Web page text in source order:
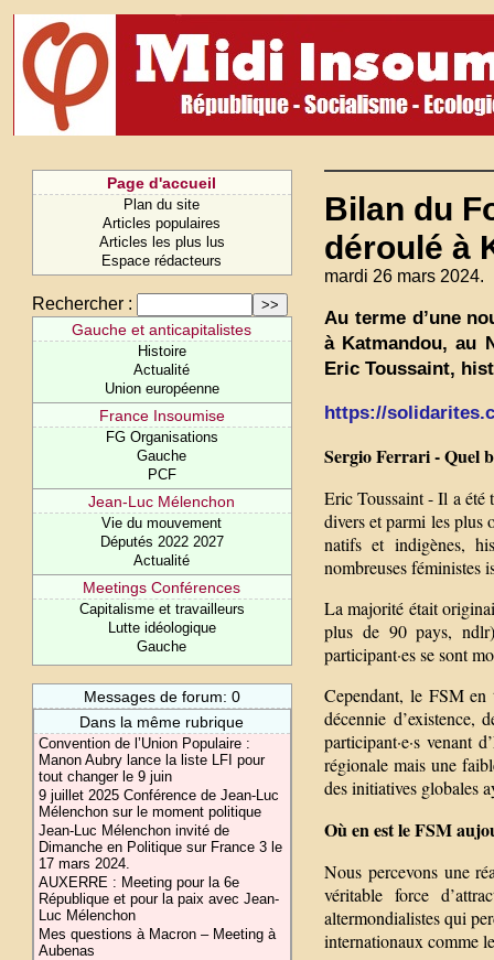
Page d'accueil
Plan du site
Articles populaires
Articles les plus lus
Espace rédacteurs
Rechercher :
Gauche et anticapitalistes
Histoire
Actualité
Union européenne
France Insoumise
FG Organisations
Gauche
PCF
Jean-Luc Mélenchon
Vie du mouvement
Députés 2022 2027
Actualité
Meetings Conférences
Capitalisme et travailleurs
Lutte idéologique
Gauche
Messages de forum: 0
Dans la même rubrique
Convention de l’Union Populaire :
Manon Aubry lance la liste LFI pour
tout changer le 9 juin
9 juillet 2025 Conférence de Jean-Luc
Mélenchon sur le moment politique
Jean-Luc Mélenchon invité de
Dimanche en Politique sur France 3 le
17 mars 2024.
AUXERRE : Meeting pour la 6e
République et pour la paix avec Jean-
Luc Mélenchon
Mes questions à Macron – Meeting à
Aubenas
Bilan du
déroulé à
mardi 26 mars 2024.
Au terme d’une
à Katmandou, au
Eric Toussaint,
https://
Sergio Ferrari - Quel
Eric Toussaint - Il a été
divers et parmi les plus
natifs et indigènes,
nombreuses féministes
La majorité était
plus de 90 pays,
participant·es se sont
Cependant, le FSM en
décennie
participant·e·s venant
régionale mais une
des initiatives globales
Où en est le FSM
Nous percevons une
véritable force
altermondialistes qui
internationaux comme